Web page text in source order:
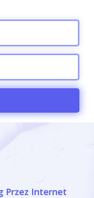
Przez Internet